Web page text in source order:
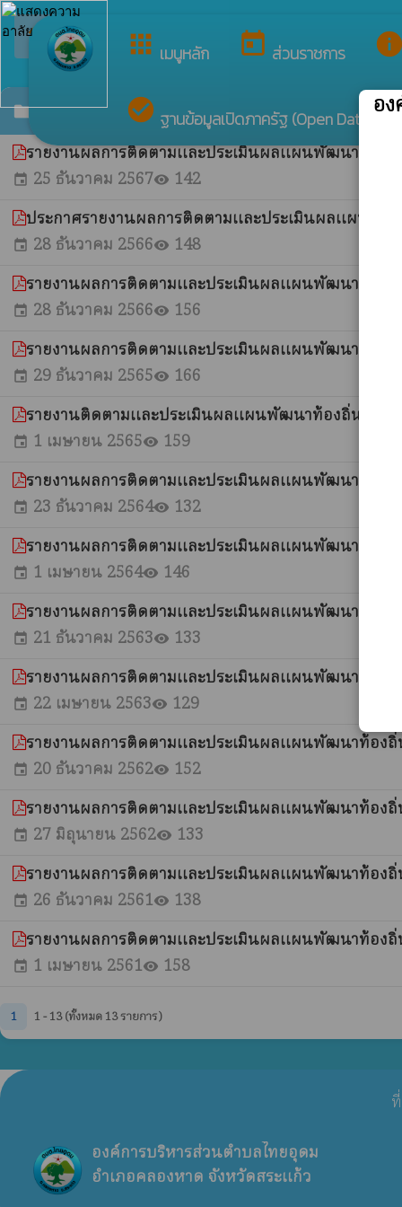
apps เมนูหลัก today ส่วนราชการ
check_circle ฐานข้อมูลเปิดภาครัฐ (Open Data)
arrow_back_ios กลับเมนูหลัก
folderรายงานผลการติดตามและประเมินผลแผนพัฒนา
รายงานผลการติดตามและประเมินผลแผนพัฒนาองค์
event 25 ธันวาคม 2567visibility 142
ประกาศรายงานผลการติดตามและประเมินผลแผนพัฒ
event 28 ธันวาคม 2566visibility 148
รายงานผลการติดตามและประเมินผลแผนพัฒนาท้อง
event 28 ธันวาคม 2566visibility 156
รายงานผลการติดตามและประเมินผลแผนพัฒนาท้อง
event 29 ธันวาคม 2565visibility 166
รายงานติดตามและประเมินผลแผนพัฒนาท้องถิ่น ประ
event 1 เมษายน 2565visibility 159
รายงานผลการติดตามและประเมินผลแผนพัฒนาท้อง
event 23 ธันวาคม 2564visibility 132
รายงานผลการติดตามและประเมินผลแผนพัฒนาท้องถิ่
event 1 เมษายน 2564visibility 146
รายงานผลการติดตามและประเมินผลแผนพัฒนาท้อง
event 21 ธันวาคม 2563visibility 133
รายงานผลการติดตามและประเมินผลแผนพัฒนาท้องถิ่
event 22 เมษายน 2563visibility 129
รายงานผลการติดตามและประเมินผลแผนพัฒนาท้อง
event 20 ธันวาคม 2562visibility 152
รายงานผลการติดตามและประเมินผลแผนพัฒนาท้องถิ่
event 27 มิถุนายน 2562visibility 133
รายงานผลการติดตามและประเมินผลแผนพัฒนาท้อง
event 26 ธันวาคม 2561visibility 138
รายงานผลการติดตามและประเมินผลแผนพัฒนาท้อง
event 1 เมษายน 2561visibility 158
1 1 - 13 (ทั้งหมด 13 รายการ)
องค์การบริหารส่วนตำบลไทยอุดม
อำเภอคลองหาด จังหวัดสระแก้ว
อ